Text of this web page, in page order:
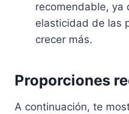
recomendable, ya
elasticidad de las
crecer más.
Proporciones
A continuación, te